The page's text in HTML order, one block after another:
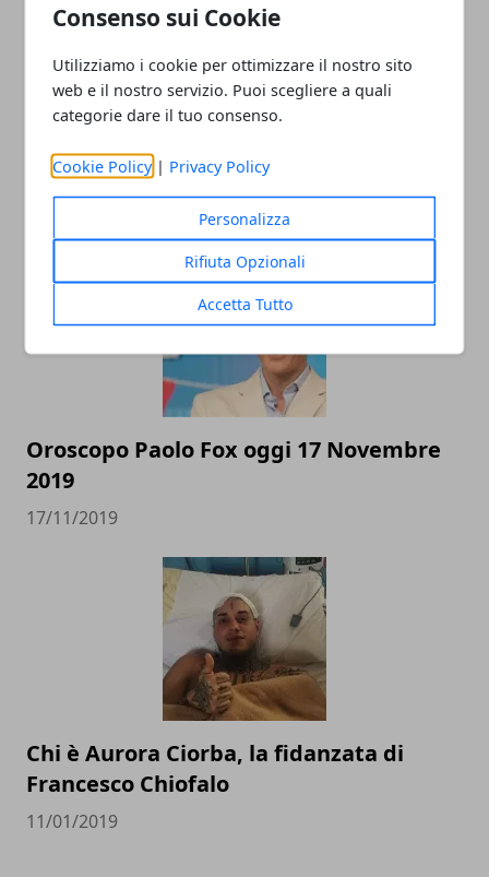
Consenso sui Cookie
Utilizziamo i cookie per ottimizzare il nostro sito
web e il nostro servizio. Puoi scegliere a quali
categorie dare il tuo consenso.
Cookie Policy | Privacy Policy
Personalizza
Rifiuta Opzionali
Accetta Tutto
Mara Venier: la regina della domenica è
una nonna tenerissima
Oroscopo Paolo Fox oggi 17 Novembre
2019
17/11/2019
Chi è Aurora Ciorba, la fidanzata di
Francesco Chiofalo
11/01/2019